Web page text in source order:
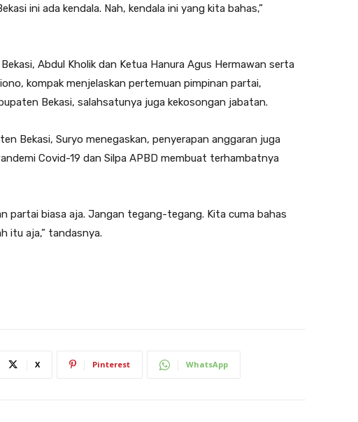
ini ada kendala. Nah, kendala ini yang kita bahas,”
Abdul Kholik dan Ketua Hanura Agus Hermawan serta
kompak menjelaskan pertemuan pimpinan partai,
Bekasi, salahsatunya juga kekosongan jabatan.
Bekasi, Suryo menegaskan, penyerapan anggaran juga
Covid-19 dan Silpa APBD membuat terhambatnya
partai biasa aja. Jangan tegang-tegang. Kita cuma bahas
itu aja,” tandasnya.
X Pinterest WhatsApp